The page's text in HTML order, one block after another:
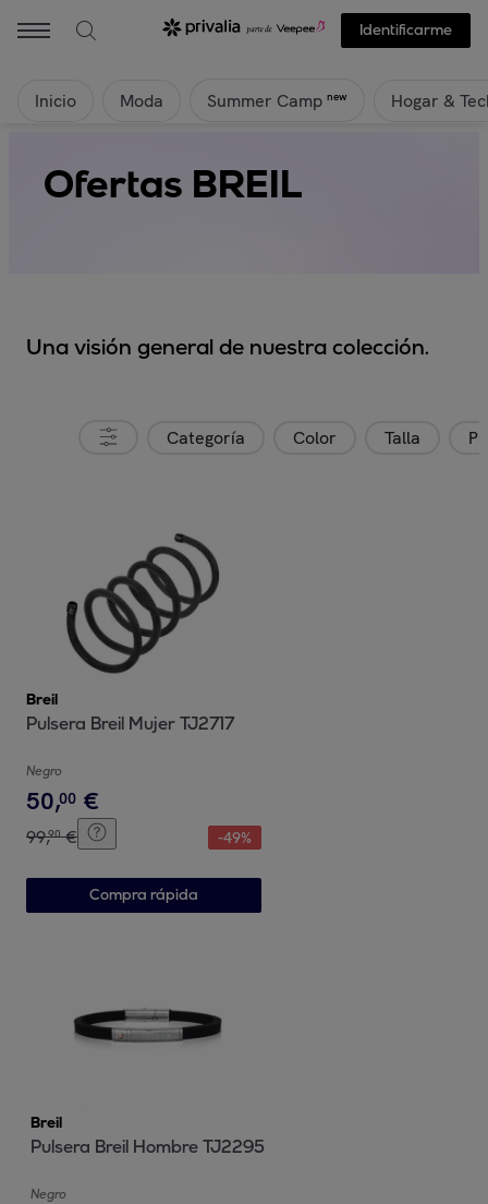
Identificarme
Inicio Moda Summer Camp new Hogar &
Ofertas BREIL
Una visión general de nuestra colección.
Categoría Color Talla
Breil
Pulsera Breil Mujer TJ2717
Negro
50,00 €
99,90 € -49%
Compra rápida
Breil
Pulsera Breil Hombre TJ2295
Negro